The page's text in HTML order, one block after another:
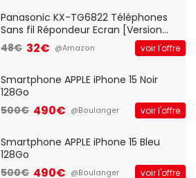
Panasonic KX-TG6822 Téléphones
Sans fil Répondeur Ecran [Version
Française]
48€ 32€ @Amazon voir l'offre
Smartphone APPLE iPhone 15 Noir
128Go
500€ 490€ @Boulanger voir l'offre
Smartphone APPLE iPhone 15 Bleu
128Go
500€ 490€ @Boulanger voir l'offre